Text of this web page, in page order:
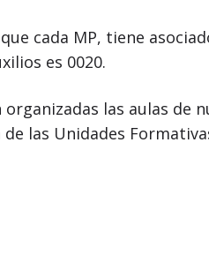
cada MP, tiene
es 0020.
las aulas de
las Unidades